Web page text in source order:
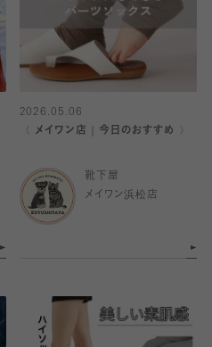
2026.05.06
〈 メイワン店｜今日のおすすめ 〉
靴下屋
メイワン浜松店